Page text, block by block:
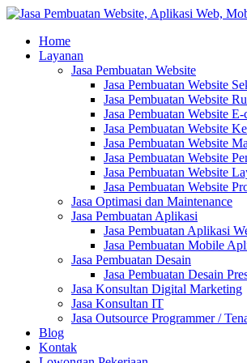
Home
Layanan
Jasa Pembuatan Website
Jasa Pembuatan Website
Jasa Pembuatan Website
Jasa Pembuatan Website
Jasa Pembuatan Website
Jasa Pembuatan Website
Jasa Pembuatan Website
Jasa Pembuatan Website
Jasa Pembuatan Website
Jasa Optimasi dan Maintenance
Jasa Pembuatan Aplikasi
Jasa Pembuatan Aplikasi
Jasa Pembuatan Mobile
Jasa Pembuatan Desain
Jasa Pembuatan Desain
Jasa Konsultan Digital Marketing
Jasa Konsultan IT
Jasa Outsource Programmer /
Blog
Kontak